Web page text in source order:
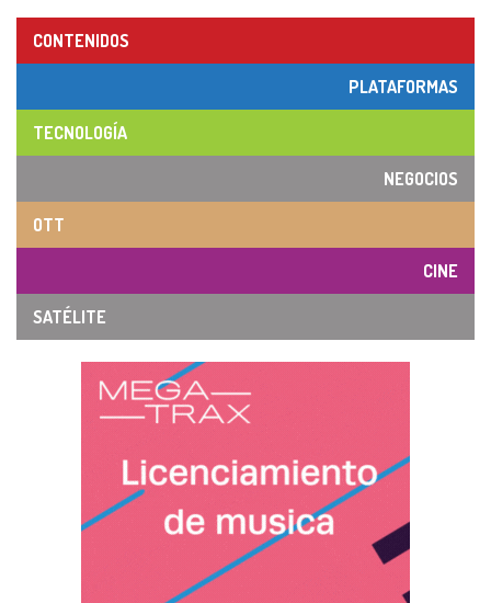
CONTENIDOS
PLATAFORMAS
TECNOLOGÍA
NEGOCIOS
OTT
CINE
SATÉLITE